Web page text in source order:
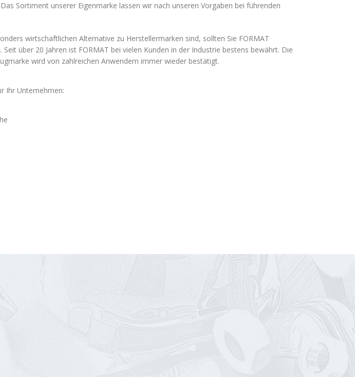
Sortiment unserer Eigenmarke lassen wir nach unseren Vorgaben bei führenden
wirtschaftlichen Alternative zu Herstellermarken sind, sollten Sie FORMAT
über 20 Jahren ist FORMAT bei vielen Kunden in der Industrie bestens bewährt. Die
wird von zahlreichen Anwendern immer wieder bestätigt.
Ihr Unternehmen: